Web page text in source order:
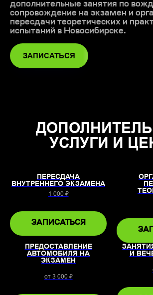
дополнительные занятия по
сопровождение на экзамен и
пересдачи теоретических и
испытаний в Новосибирске.
ЗАПИСАТЬСЯ
УСЛУГИ И
ПЕРЕСДАЧА
ВНУТРЕННЕГО ЭКЗАМЕНА
1 000 ₽
ЗАПИСАТЬСЯ
ПРЕДОСТАВЛЕНИЕ
АВТОМОБИЛЯ НА
ЭКЗАМЕН
от 3 000 ₽
И